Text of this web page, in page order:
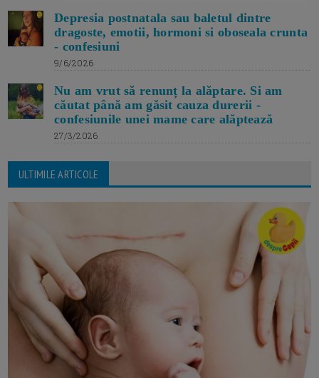
Depresia postnatala sau baletul dintre
dragoste, emotii, hormoni si oboseala crunta
- confesiuni
9/6/2026
Nu am vrut să renunț la alăptare. Si am
căutat până am găsit cauza durerii -
confesiunile unei mame care alăptează
27/3/2026
ULTIMILE ARTICOLE